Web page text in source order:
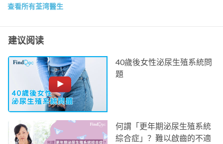
查看所有荃湾醫生
建议阅读
40歲後女性泌尿生殖系統問
題
何謂「更年期泌尿生殖系統
綜合症」？難以啟齒的不適